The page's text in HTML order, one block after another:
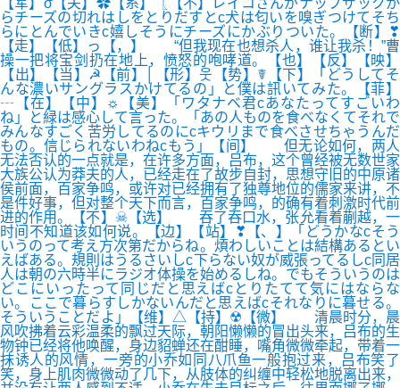
【军】σ【关】✿【系】〖【不】レイコさんがナップザックか
らチーズの切れはしをとりだすとc犬は匂いを嗅ぎつけてそち
らにとんでいきc嬉しそうにチーズにかぶりついた。【断】❣
【走】【低】っ【，】 “但我现在也想杀人，谁让我杀！”曹
操一把将宝剑扔在地上，愤怒的咆哮道。【也】【反】【映】
【出】【当】☭【前】│【形】웃【势】☤【下】「どうしてそ
んな濃いサングラスかけてるの」と僕は訊いてみた。【菲】
┄【在】【中】☼【美】「ワタナベ君cあなたってすごいわ
ね」と緑は感心して言った。「あの人ものを食べなくてそれで
みんなすごく苦労してるのにcキウリまで食べさせちゃうんだ
もの。信じられないわねcもう」【间】 但无论如何，两人
无法否认的一点就是，在许多方面，吕布，这个曾经被无数世家
大族公认为莽夫的人，已经走在了故步自封，思想守旧的中原诸
侯前面，百家争鸣，或许对已经拥有了独尊地位的儒家来讲，不
是件好事，但对整个天下而言，百家争鸣，的确有着刺激时代前
进的作用。【不】☠【选】 吞了吞口水，张允看着蒯越，一
时间不知道该如何说。【边】【站】❣【、】「どうかなcそう
いうのって考え方次第だからね。煩わしいことは結構あるとい
えばある。規則はうるさいしc下らない奴が威張ってるしc同居
人は朝の六時半にラジオ体操を始めるしね。でもそういうのは
どこにいったって同じだと思えばcとりたてて気にはならな
い。ここで暮らすしかないんだと思えばcそれなりに暮せる。
そういうことだよ」【维】△【持】☢【微】 清晨时分，晨
风吹拂着云彩温柔的飘过天际，朝阳懒懒的冒出头来，吕布的生
物钟已经将他唤醒，身边貂蝉还在酣睡，嘴角微微牵起，带着一
抹诱人的风情，一旁的小乔如同八爪鱼一般抱过来，吕布笑了
笑，身上肌肉微微动了几下，从肢体的纠缠中轻松地脱离出来，